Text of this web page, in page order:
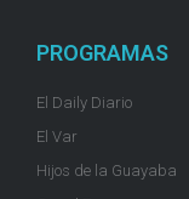
PROGRAMAS
El Daily Diario
El Var
Hijos de la Guayaba